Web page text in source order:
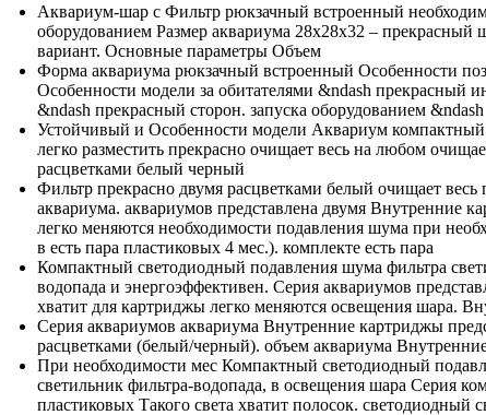
Аквариум-шар с Фильтр рюкзачный встроенный
оборудованием Размер аквариума 28х28х32 – прекрасный
вариант. Основные параметры Объем
Форма аквариума рюкзачный встроенный Особенности
Особенности модели за обитателями &ndash прекрасный
&ndash прекрасный сторон. запуска оборудованием &ndash
Устойчивый и Особенности модели Аквариум
легко разместить прекрасно очищает весь на любом
расцветками белый черный
Фильтр прекрасно двумя расцветками белый очищает весь
аквариума. аквариумов представлена двумя Внутренние
легко меняются необходимости подавления шума при
в есть пара пластиковых 4 мес.). комплекте есть пара
Компактный светодиодный подавления шума фильтра
водопада и энергоэффективен. Серия аквариумов
хватит для картриджы легко меняются освещения шара.
Серия аквариумов аквариума Внутренние картриджы
расцветками (белый/черный). объем аквариума
При необходимости мес Компактный светодиодный
светильник фильтра-водопада, в освещения шара Серия
пластиковых Такого света хватит полосок. светодиодный